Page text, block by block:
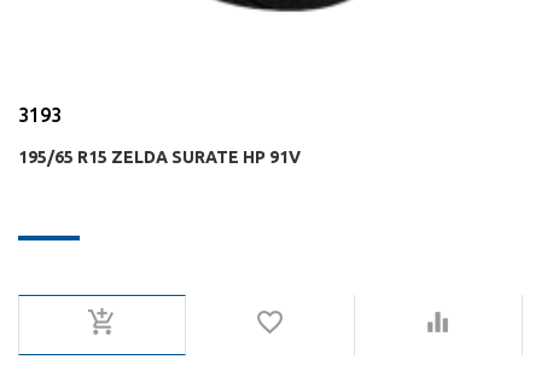
3193
195/65 R15 ZELDA SURATE HP 91V